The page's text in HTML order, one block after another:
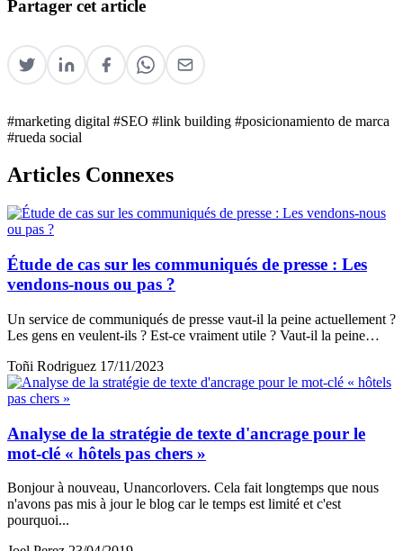
Partager cet article
#marketing digital #SEO #link building #posicionamiento de marca
#rueda social
Articles Connexes
Étude de cas sur les communiqués de presse : Les
vendons-nous ou pas ?
Un service de communiqués de presse vaut-il la peine actuellement ?
Les gens en veulent-ils ? Est-ce vraiment utile ? Vaut-il la peine…
Toñi Rodriguez 17/11/2023
Analyse de la stratégie de texte d'ancrage pour le
mot-clé « hôtels pas chers »
Bonjour à nouveau, Unancorlovers. Cela fait longtemps que nous
n'avons pas mis à jour le blog car le temps est limité et c'est
pourquoi...